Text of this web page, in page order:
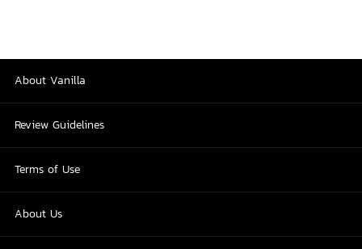
About Vanilla
Review Guidelines
Terms of Use
About Us